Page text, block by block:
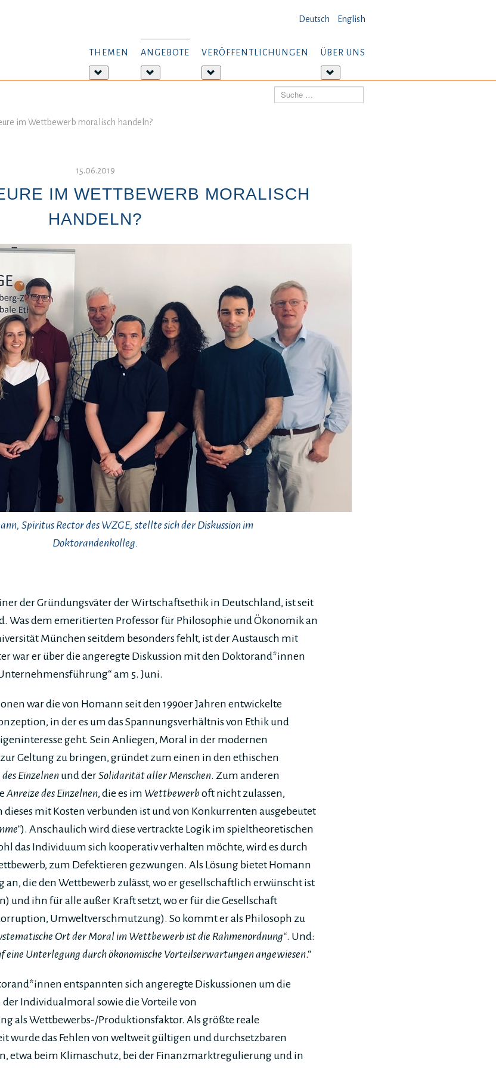
Deutsch English
THEMEN
Informationen:
ANGEBOTE
Informationen:
VERÖFFENTLICHUNGEN
Informationen:
ÜBER UNS
Informationen:
uns
Suchen
im Wettbewerb moralisch handeln?
15.06.2019
IM WETTBEWERB MORALISCH
HANDELN?
Spiritus Rector des WZGE, stellte sich der Diskussion im
Doktorandenkolleg.
der Gründungsväter der Wirtschaftsethik in Deutschland, ist seit
Was dem emeritierten Professor für Philosophie und Ökonomik an
München seitdem besonders fehlt, ist der Austausch mit
war er über die angeregte Diskussion mit den Doktorand*innen
am 5. Juni.
war die von Homann seit den 1990er Jahren entwickelte
in der es um das Spannungsverhältnis von Ethik und
geht. Sein Anliegen, Moral in der modernen
Geltung zu bringen, gründet zum einen in den ethischen
Einzelnenund derSolidarität aller Menschen. Zum anderen
Anreize des Einzelnen, die es im Wettbewerb oft nicht zulassen,
mit Kosten verbunden ist und von Konkurrenten ausgebeutet
). Anschaulich wird diese vertrackte Logik im spieltheoretischen
das Individuum sich kooperativ verhalten möchte, wird es durch
zum Defektieren gezwungen. Als Lösung bietet Homann
die den Wettbewerb zulässt, wo er gesellschaftlich erwünscht ist
und ihn für alle außer Kraft setzt, wo er für die Gesellschaft
Umweltverschmutzung). So kommt er als Philosoph zu
Ort der Moral im Wettbewerb ist die Rahmenordnung“. Und:
eine Unterlegung durch ökonomische Vorteilserwartungen angewiesen.“
entspannten sich angeregte Diskussionen um die
Individualmoral sowie die Vorteile von
als Wettbewerbs-/Produktionsfaktor. Als größte reale
wurde das Fehlen von weltweit gültigen und durchsetzbaren
etwa beim Klimaschutz, bei der Finanzmarktregulierung und in